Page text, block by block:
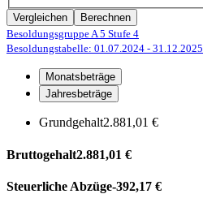
Vergleichen
Berechnen
Besoldungsgruppe A 5 Stufe 4
Besoldungstabelle: 01.07.2024 - 31.12.2025
Monatsbeträge
Jahresbeträge
Grundgehalt2.881,01 €
Bruttogehalt2.881,01 €
Steuerliche Abzüge-392,17 €